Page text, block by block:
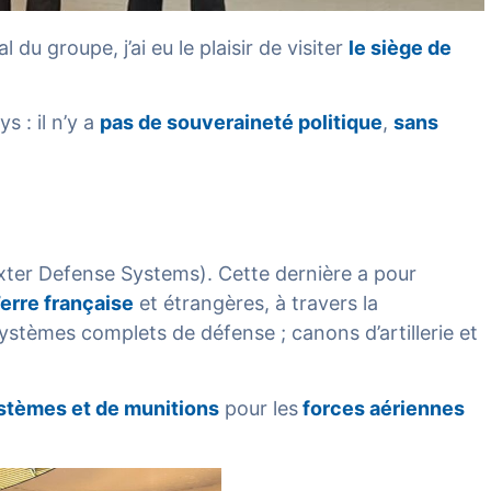
du groupe, j’ai eu le plaisir de visiter le siège de
: il n’y a pas de souveraineté politique, sans
Defense Systems). Cette dernière a pour
française et étrangères, à travers la
complets de défense ; canons d’artillerie et
et de munitions pour lesforces aériennes